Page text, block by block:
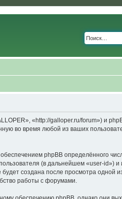
«http://galloper.ru/forum») и
во время любой из ваших
phpBB определённого
(в дальнейшем «user-id») и
создана после просмотра одной
работы с форумами.